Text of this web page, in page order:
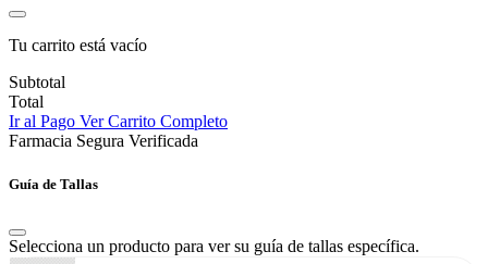
Tu carrito está vacío
Subtotal
Total
Ir al Pago Ver Carrito Completo
Farmacia Segura Verificada
Guía de Tallas
Selecciona un producto para ver su guía de tallas específica.